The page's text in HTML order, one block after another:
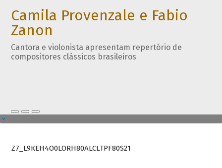
Camila Provenzale e Fabio
Zanon
Cantora e violonista apresentam repertório de
compositores clássicos brasileiros
Z7_L9KEH4O0LORH80ALCLTPF80S21